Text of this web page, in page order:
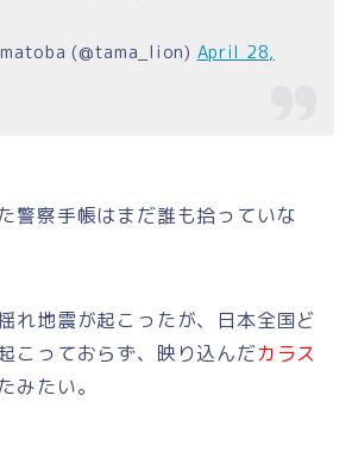
(@tama_lion) April 28,
警察手帳はまだ誰も拾っていな
れ地震が起こったが、日本全国ど
こっておらず、映り込んだカラス
みたい。